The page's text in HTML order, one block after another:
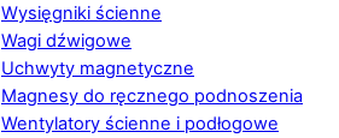
Wysięgniki ścienne
Wagi dźwigowe
Uchwyty magnetyczne
Magnesy do ręcznego podnoszenia
Wentylatory ścienne i podłogowe